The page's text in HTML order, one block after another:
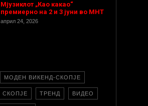
Мјузиклот „Као какао“
премиерно на 2 и 3 јуни во МНТ
април 24, 2026
МОДЕН ВИКЕНД-СКОПЈЕ
СКОПЈЕ ТРЕНД ВИДЕО